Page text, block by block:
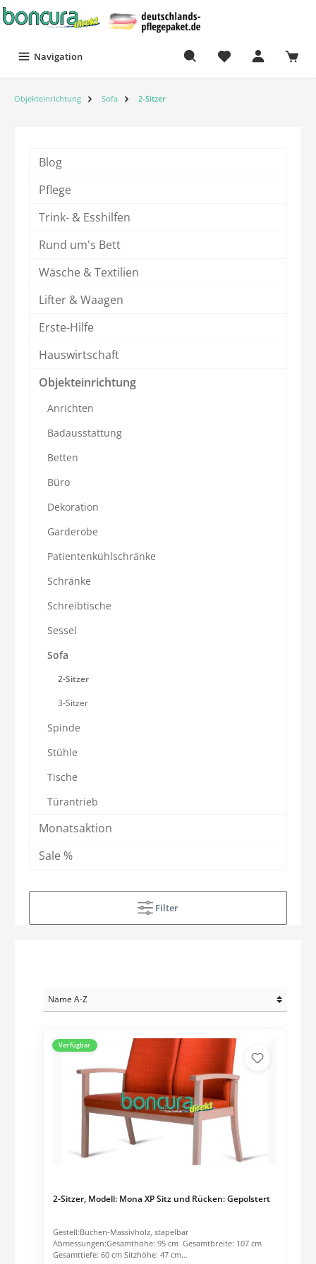
Navigation
Objekteinrichtung Sofa 2-Sitzer
Blog
Pflege
Trink- & Esshilfen
Rund um's Bett
Wäsche & Textilien
Lifter & Waagen
Erste-Hilfe
Hauswirtschaft
Objekteinrichtung
Anrichten
Badausstattung
Betten
Büro
Dekoration
Garderobe
Patientenkühlschränke
Schränke
Schreibtische
Sessel
Sofa
2-Sitzer
3-Sitzer
Spinde
Stühle
Tische
Türantrieb
Monatsaktion
Sale %
Filter
Verfügbar
2-Sitzer, Modell: Mona XP Sitz und Rücken: Gepolstert
Gestell:Buchen-Massivholz, stapelbar
Abmessungen:Gesamthöhe: 95 cm Gesamtbreite: 107 cm
Gesamttiefe: 60 cm Sitzhöhe: 47 cm